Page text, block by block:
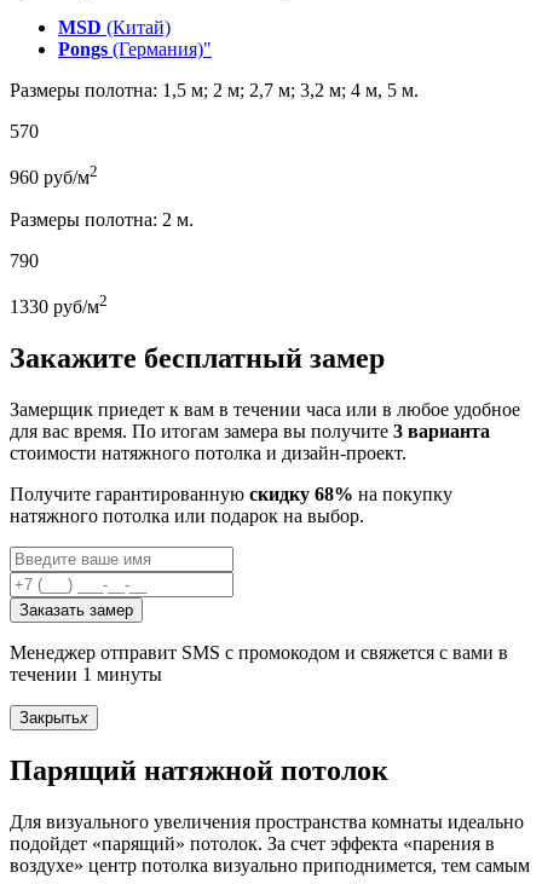
MSD (Китай)
Pongs (Германия)"
Размеры полотна: 1,5 м; 2 м; 2,7 м; 3,2 м; 4 м, 5 м.
570
960 руб/м2
Размеры полотна: 2 м.
790
1330 руб/м2
Закажите бесплатный замер
Замерщик приедет к вам в течении часа или в любое удобное
для вас время. По итогам замера вы получите 3 варианта
стоимости натяжного потолка и дизайн-проект.
Получите гарантированную скидку 68% на покупку
натяжного потолка или подарок на выбор.
Заказать замер
Менеджер отправит SMS с промокодом и свяжется с вами в
течении 1 минуты
Закрытьx
Парящий натяжной потолок
Для визуального увеличения пространства комнаты идеально
подойдет «парящий» потолок. За счет эффекта «парения в
воздухе» центр потолка визуально приподнимется, тем самым